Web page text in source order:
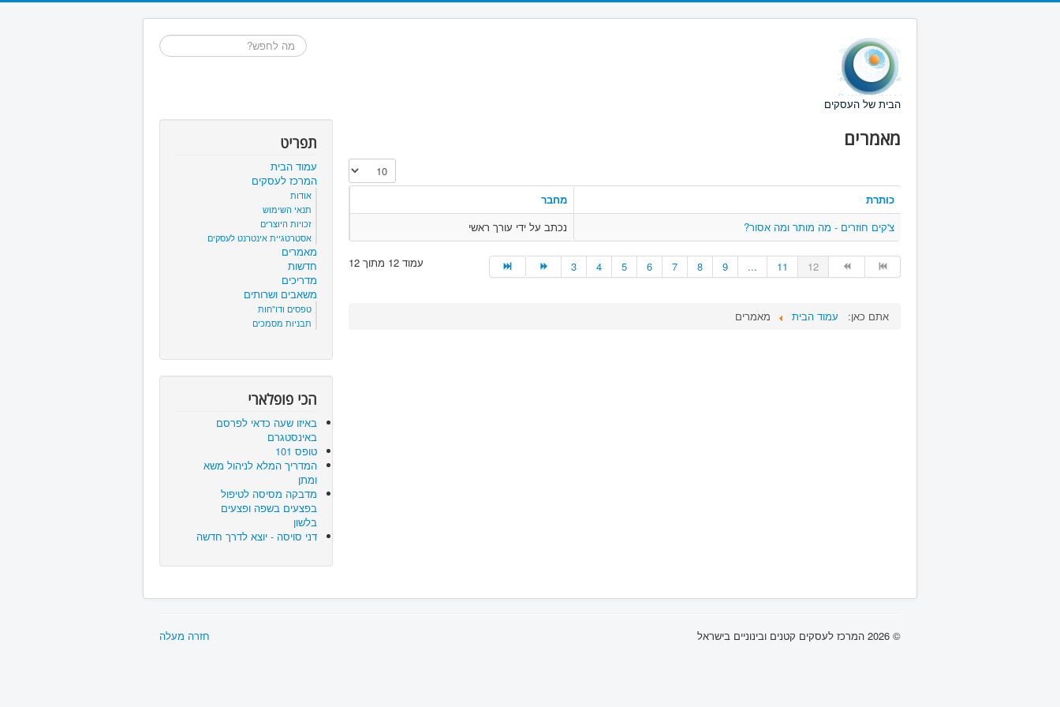
הבית של העסקים
חיפוש...
מאמרים
הצגת #
כותרת
מחבר
צ'קים חוזרים - מה מותר ומה אסור?
נכתב על ידי עורך ראשי
עמוד 12 מתוך 12 3 4 5 6 7 8 9 ... 11 12
אתם כאן: עמוד הבית מאמרים
תפריט
עמוד הבית
המרכז לעסקים
אודות
תנאי השימוש
זכויות היוצרים
אסטרטגיית אינטרנט לעסקים
מאמרים
חדשות
מדריכים
משאבים ושרותים
טפסים ודו"חות
תבניות מסמכים
הכי פופלארי
באיזו שעה כדאי לפרסם
באינסטגרם
טופס 101
המדריך המלא לניהול משא
ומתן
מדבקה מסיסה לטיפול
בפצעים בשפה ופצעים
בלשון
דני סויסה - יוצא לדרך חדשה
חזרה מעלה © 2026 המרכז לעסקים קטנים ובינוניים בישראל